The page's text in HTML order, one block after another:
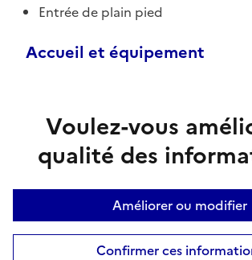
Entrée de plain pied
Accueil et équipement
Voulez-vous
qualité des
Améliorer ou modifier
Confirmer ces